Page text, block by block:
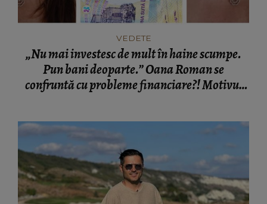
VEDETE
„Nu mai investesc de mult în haine scumpe.
Pun bani deoparte.” Oana Roman se
confruntă cu probleme financiare?! Motivul